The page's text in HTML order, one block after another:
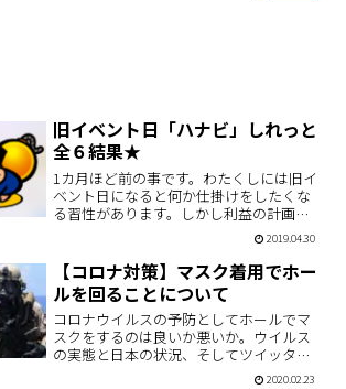
旧イベント日「ハナビ」しれっと
全６結果★
1カ月ほど前の事です。わたくしには旧イ
ベント日になると何か仕掛けをしたくな
る習性があります。しかし利益の計画は
これっぽっちも追っついてない状況。な
ので、普通に考えればベタピンかAタイプ
と絆だけオール２にして終了という設定
配分にしなきゃならな…
2019.04.30
【コロナ対策】マスク着用でホー
ルを回ることについて
コロナウイルスの予防としてホールでマ
スクをするのは良いか悪いか。ウイルス
の実態と日本の状況、そしてツイッター
の声を参照してまとめてみました。2020.02.23